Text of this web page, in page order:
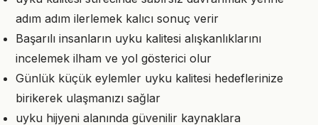
adım adım ilerlemek kalıcı sonuç verir
Başarılı insanların uyku kalitesi alışkanlıklarını
incelemek ilham ve yol gösterici olur
Günlük küçük eylemler uyku kalitesi hedeflerinize
birikerek ulaşmanızı sağlar
uyku hijyeni alanında güvenilir kaynaklara